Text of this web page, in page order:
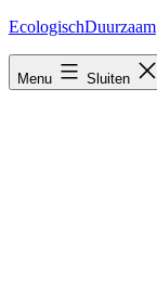
Ga
inhoud
EcologischDuurzaam
Menu Sluiten